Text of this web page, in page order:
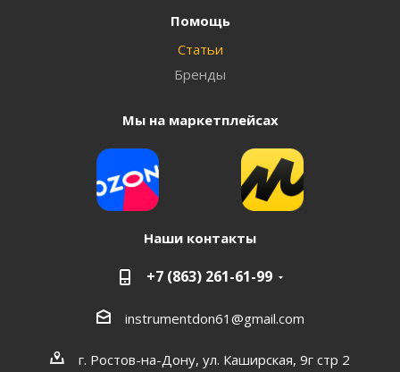
Помощь
Статьи
Бренды
Мы на маркетплейсах
Наши контакты
+7 (863) 261-61-99
instrumentdon61@gmail.com
г. Ростов-на-Дону, ул. Каширская, 9г стр 2